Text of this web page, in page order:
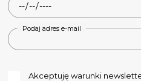
Podaj adres e-mail
Akceptuję warunki